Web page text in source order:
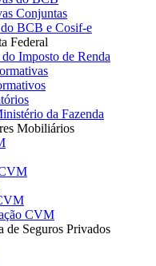
Conjuntas
BCB e Cosif-e
Federal
Imposto de Renda
da Fazenda
Mobiliários
CVM
de Seguros Privados